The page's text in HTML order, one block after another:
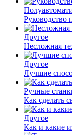
Руководство
Другое
Несложная
Другое
Лучшие
Ручные
Как сделать
Другое
Как и какие